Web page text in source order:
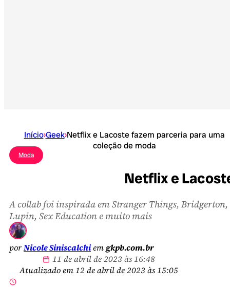
Início›Geek›Netflix e Lacoste fazem parceria para uma
coleção de moda
Moda
Netflix e
A collab foi inspirada em Stranger Things, Bridgerton,
Lupin, Sex Education e muito mais
porNicole Siniscalchiemgkpb.com.br
11 de abril de 2023 às 16:48
Atualizado em 12 de abril de 2023 às 15:05